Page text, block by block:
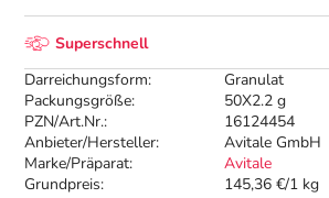
Superschnell
Darreichungsform:
Granulat
Packungsgröße:
50X2.2 g
PZN/Art.Nr.:
16124454
Anbieter/Hersteller:
Avitale GmbH
Marke/Präparat:
Avitale
Grundpreis:
145,36 €/1 kg